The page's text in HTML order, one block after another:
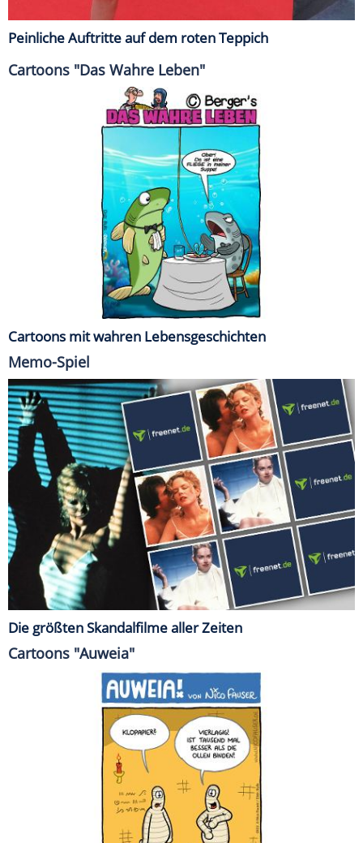
Peinliche Auftritte auf dem roten Teppich
Cartoons "Das Wahre Leben"
Cartoons mit wahren Lebensgeschichten
Memo-Spiel
Die größten Skandalfilme aller Zeiten
Cartoons "Auweia"